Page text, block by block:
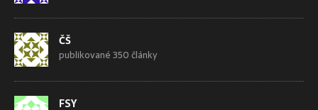
ČŠ
publikované 350 články
FSY